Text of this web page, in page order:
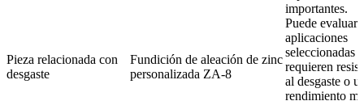
importantes.
Pieza relacionada con
desgaste
Fundición de aleación de zinc
personalizada ZA-8
Puede
aplicaciones
seleccionadas
requieren
al desgaste o
rendimiento